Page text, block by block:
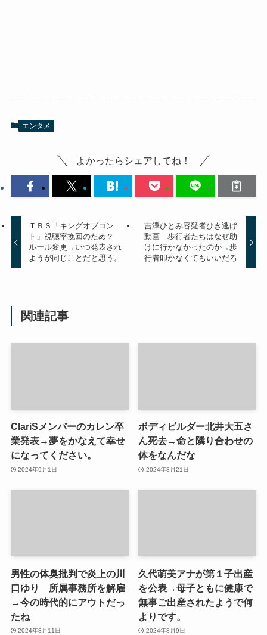
エンタメ
よかったらシェアしてね！
ＴＢＳ「キングオブコン
ト」視聴率挽回のため？
ルール変更→いつ発表され
ようが同じことだと思う。
吉澤ひとみ容疑者ひき逃げ
動画 歩行者たちはなぜ助
けに行かなかったのか→歩
行者叩かなくてもいいだろ
関連記事
ClariSメンバーのカレン卒
業発表→夢をかなえて幸せ
になってください。
2024年9月1日
ボディビルダー北井大五さ
ん死去→命と隣り合わせの
体をなんだな
2024年8月21日
男性の体臭批判で炎上の川
口ゆり 所属事務所を解雇
→今の時代的にアウトだっ
たね
2024年8月11日
久代萌美アナが第１子出産
を公表→母子ともに健康で
無事ご出産されたようで何
よりです。
2024年8月9日